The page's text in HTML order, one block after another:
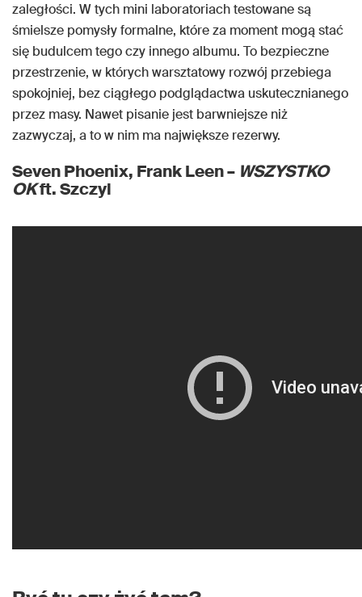
zaległości. W tych mini laboratoriach testowane są
śmielsze pomysły formalne, które za moment mogą stać
się budulcem tego czy innego albumu. To bezpieczne
przestrzenie, w których warsztatowy rozwój przebiega
spokojniej, bez ciągłego podglądactwa uskutecznianego
przez masy. Nawet pisanie jest barwniejsze niż
zazwyczaj, a to w nim ma największe rezerwy.
Seven Phoenix, Frank Leen – WSZYSTKO
OKft. Szczyl